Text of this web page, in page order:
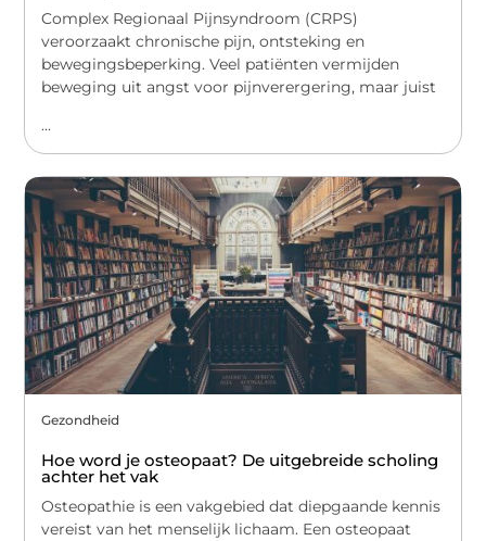
Complex Regionaal Pijnsyndroom (CRPS)
veroorzaakt chronische pijn, ontsteking en
bewegingsbeperking. Veel patiënten vermijden
beweging uit angst voor pijnverergering, maar juist
...
Gezondheid
Hoe word je osteopaat? De uitgebreide scholing
achter het vak
Osteopathie is een vakgebied dat diepgaande kennis
vereist van het menselijk lichaam. Een osteopaat